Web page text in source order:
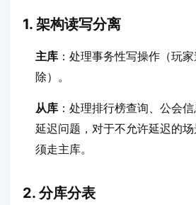
1. 架构读写分离
主库 ：处理事务性写操作（玩
除）。
从库 ：处理排行榜查询、公会
延迟问题，对于不允许延迟的
须走主库。
2. 分库分表